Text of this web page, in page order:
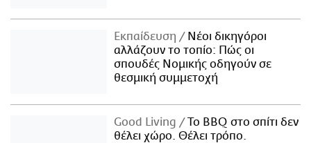
Εκπαίδευση
Νέοι δικηγόροι
αλλάζουν το τοπίο: Πώς οι
σπουδές Νομικής οδηγούν σε
θεσμική συμμετοχή
Good Living
Το BBQ στο σπίτι δεν
θέλει χώρο. Θέλει τρόπο.